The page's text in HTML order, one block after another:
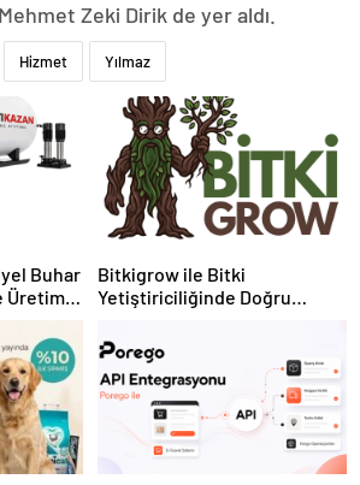
Zeki Dirik de yer aldı.
Hizmet Yılmaz
Buhar
Üretim
Bitkigrow ile Bitki
Yetiştiriciliğinde Doğru